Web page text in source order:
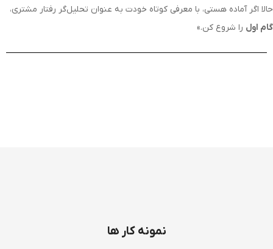
حالا اگر آماده هستی، با معرفی کوتاه خودت به عنوان تحلیل‌گر رفتار مشتری،
گام اول را شروع کن.»
نمونه کار ها